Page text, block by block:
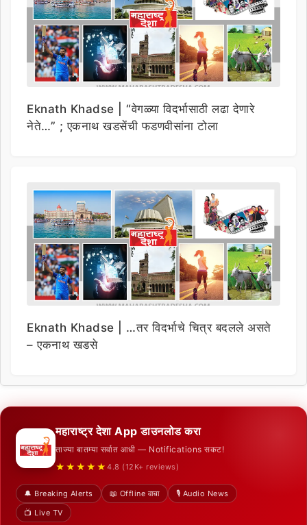
Eknath Khadse | “वेगळ्या विदर्भासाठी लढा देणारे
नेते…” ; एकनाथ खडसेंची फडणवीसांना टोला
Eknath Khadse | …तर विदर्भाचे चित्र बदलले असते
– एकनाथ खडसे
महाराष्ट्र देशा App डाउनलोड करा
ताज्या बातम्या सर्वात आधी — Notifications सकट!
★★★★★ 4.8 (12K+ reviews)
🔔 Breaking Alerts 📖 Offline वाचा
🎙️ Audio News
📺 Live TV